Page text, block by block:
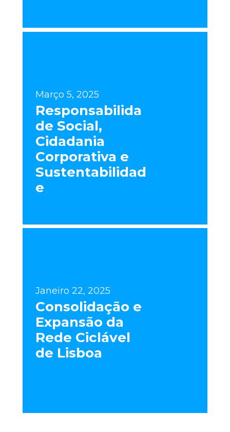
Março 5, 2025
Responsabilida
de Social,
Cidadania
Corporativa e
Sustentabilidad
e
Janeiro 22, 2025
Consolidação e
Expansão da
Rede Ciclável
de Lisboa